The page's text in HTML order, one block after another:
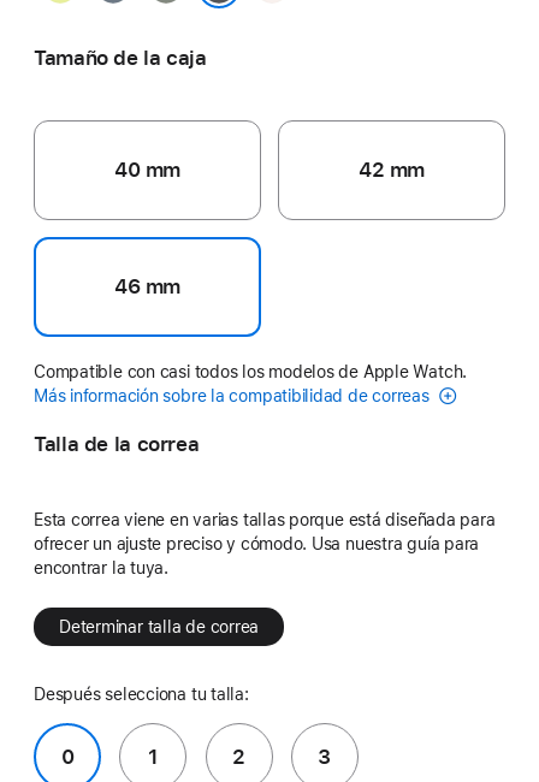
verdoso
Tamaño de la caja
40 mm 42 mm
46 mm
Compatible con casi todos los modelos de Apple Watch.
Más información sobre la compatibilidad de correas
Talla de la correa
Esta correa viene en varias tallas porque está diseñada para
ofrecer un ajuste preciso y cómodo. Usa nuestra guía para
encontrar la tuya.
Determinar talla de correa
Después selecciona tu talla:
0 1 2 3